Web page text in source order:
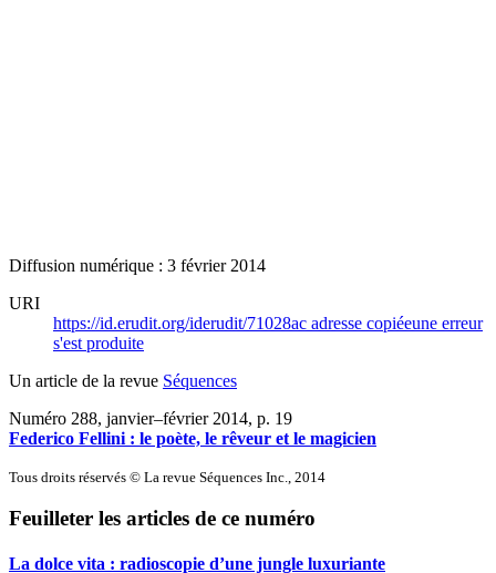
Diffusion numérique : 3 février 2014
URI
https://id.erudit.org/iderudit/71028ac adresse copiéeune erreur
s'est produite
Un article de la revue Séquences
Numéro 288, janvier–février 2014, p. 19
Federico Fellini : le poète, le rêveur et le magicien
Tous droits réservés © La revue Séquences Inc., 2014
Feuilleter les articles de ce numéro
La dolce vita : radioscopie d’une jungle luxuriante